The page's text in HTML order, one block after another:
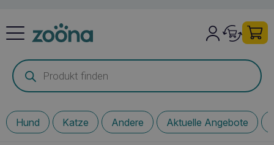
Products
search
Hund Katze Andere Aktuelle Angebote